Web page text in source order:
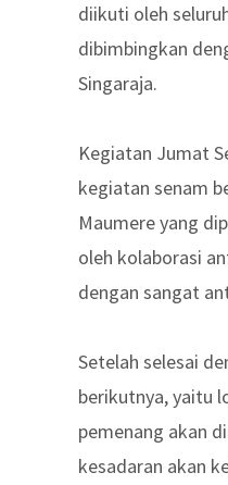
diikuti oleh
dibimbingkan
Singaraja.
Kegiatan Jumat
kegiatan senam
Maumere yang
oleh kolaborasi
dengan sangat
Setelah selesai
berikutnya, yaitu
pemenang akan
kesadaran akan